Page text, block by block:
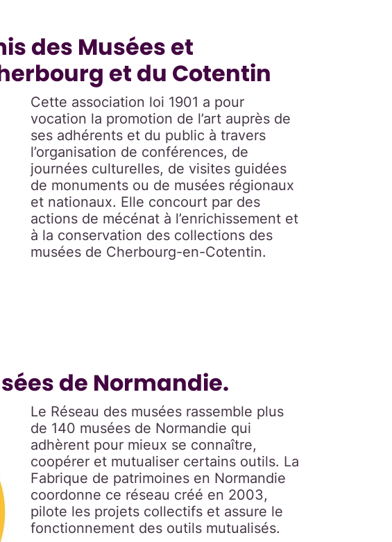
des Musées et
et du Cotentin
Cette association loi 1901 a pour
vocation la promotion de l’art auprès de
ses adhérents et du public à travers
l’organisation de conférences, de
journées culturelles, de visites guidées
de monuments ou de musées régionaux
et nationaux. Elle concourt par des
actions de mécénat à l’enrichissement et
à la conservation des collections des
musées de Cherbourg-en-Cotentin.
de Normandie.
Le Réseau des musées rassemble plus
de 140 musées de Normandie qui
adhèrent pour mieux se connaître,
coopérer et mutualiser certains outils. La
Fabrique de patrimoines en Normandie
coordonne ce réseau créé en 2003,
pilote les projets collectifs et assure le
fonctionnement des outils mutualisés.